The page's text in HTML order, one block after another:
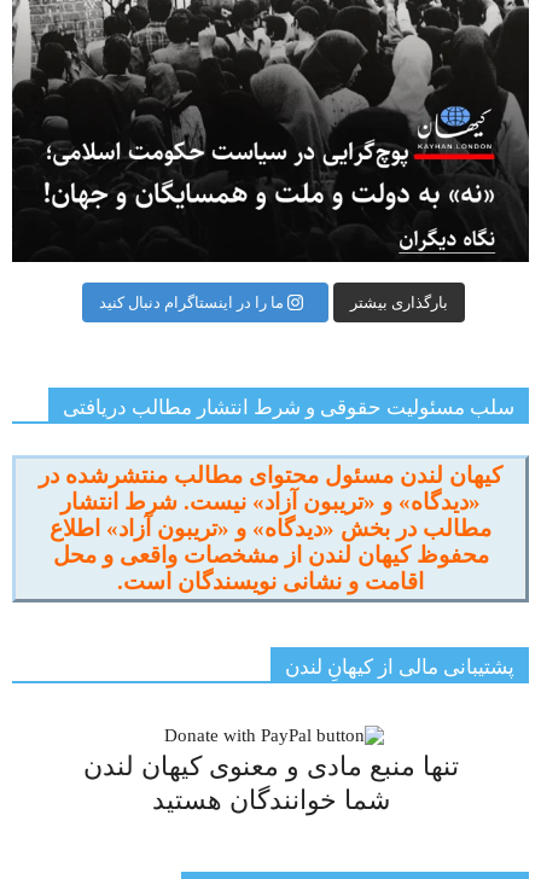
بارگذاری بیشتر ما را در اینستاگرام دنبال کنید
سلب مسئولیت حقوقی و شرط انتشار مطالب دریافتی
کیهان لندن مسئول محتوای مطالب منتشرشده در
«دیدگاه» و «تریبون آزاد» نیست. شرط انتشار
مطالب در بخش «دیدگاه» و «تریبون آزاد» اطلاع
محفوظ کیهان لندن از مشخصات واقعی و محل
اقامت و نشانی نویسندگان است.
پشتیبانی مالی از کیهانِ لندن
تنها منبع مادی و معنوی کیهان لندن
شما خوانندگان هستید